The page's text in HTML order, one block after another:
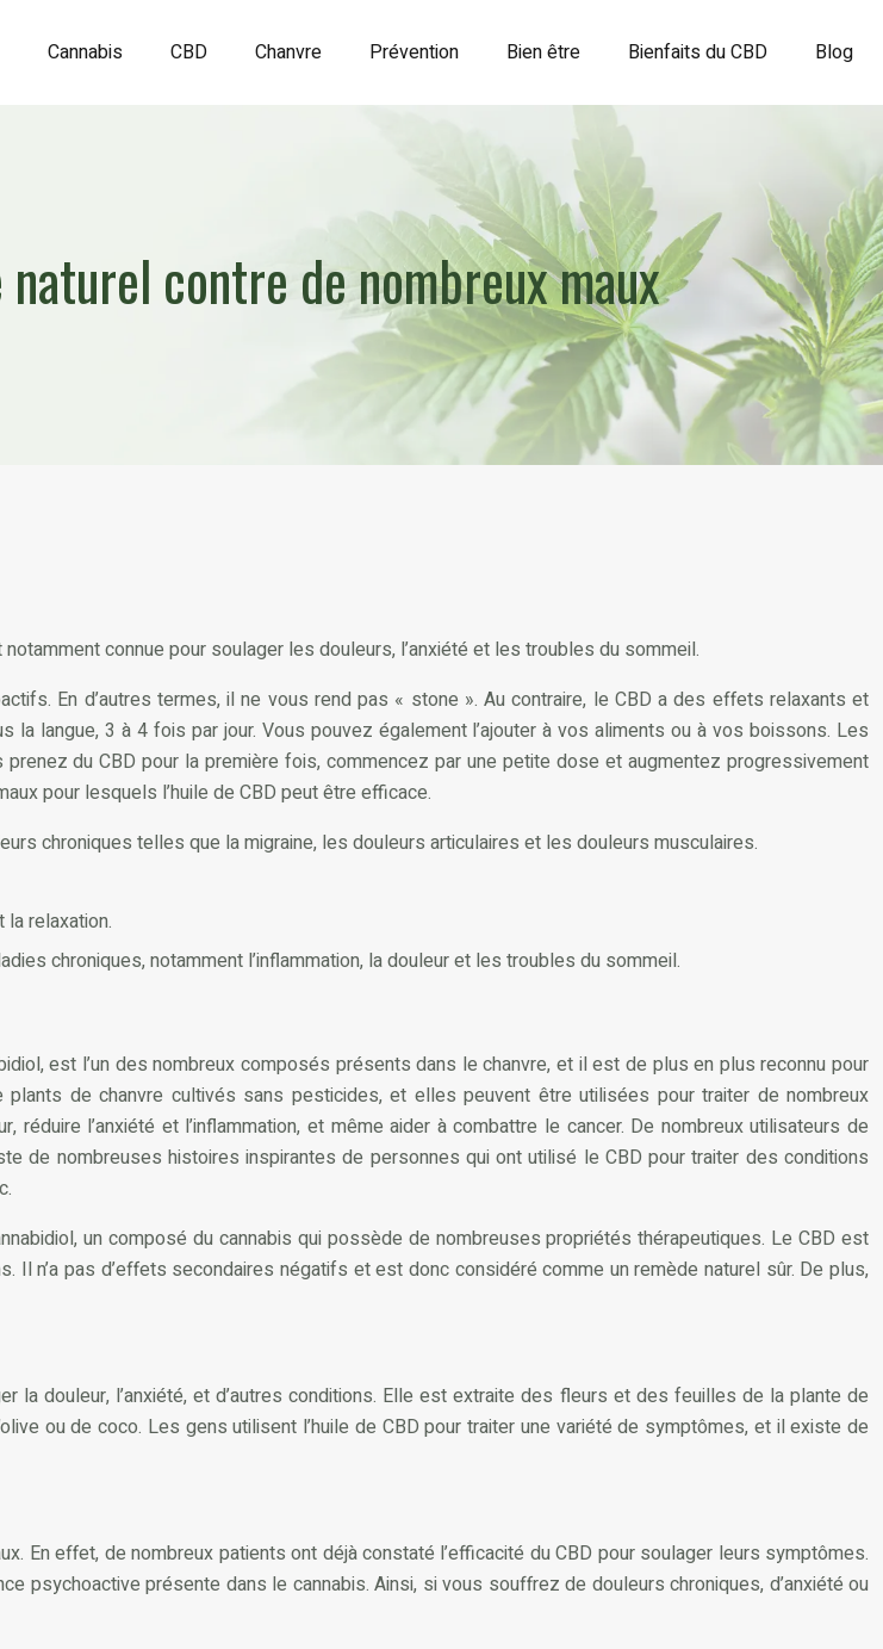
Cannabis CBD Chanvre Prévention Bien être Bienfaits du CBD Blog
naturel contre de nombreux maux
connue pour soulager les douleurs, l’anxiété et les troubles du sommeil.
En d’autres termes, il ne vous rend pas « stone ». Au contraire, le CBD a des effets relaxants et
langue, 3 à 4 fois par jour. Vous pouvez également l’ajouter à vos aliments ou à vos boissons. Les
du CBD pour la première fois, commencez par une petite dose et augmentez progressivement
pour lesquels l’huile de CBD peut être efficace.
chroniques telles que la migraine, les douleurs articulaires et les douleurs musculaires.
la relaxation.
chroniques, notamment l’inflammation, la douleur et les troubles du sommeil.
est l’un des nombreux composés présents dans le chanvre, et il est de plus en plus reconnu pour
de chanvre cultivés sans pesticides, et elles peuvent être utilisées pour traiter de nombreux
l’anxiété et l’inflammation, et même aider à combattre le cancer. De nombreux utilisateurs de
de nombreuses histoires inspirantes de personnes qui ont utilisé le CBD pour traiter des conditions
un composé du cannabis qui possède de nombreuses propriétés thérapeutiques. Le CBD est
Il n’a pas d’effets secondaires négatifs et est donc considéré comme un remède naturel sûr. De plus,
la douleur, l’anxiété, et d’autres conditions. Elle est extraite des fleurs et des feuilles de la plante de
ou de coco. Les gens utilisent l’huile de CBD pour traiter une variété de symptômes, et il existe de
En effet, de nombreux patients ont déjà constaté l’efficacité du CBD pour soulager leurs symptômes.
psychoactive présente dans le cannabis. Ainsi, si vous souffrez de douleurs chroniques, d’anxiété ou